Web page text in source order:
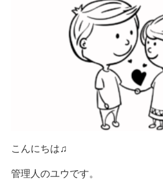
こんにちは♫
管理人のユウです。